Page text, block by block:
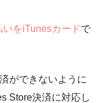
いをiTunesカードで
ができないように
Store決済に対応し